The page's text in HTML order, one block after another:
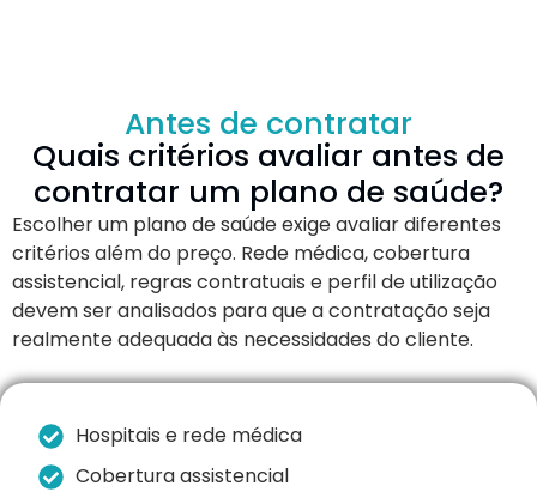
Antes de contratar
Quais critérios avaliar antes de
contratar um plano de saúde?
Escolher um plano de saúde exige avaliar diferentes
critérios além do preço. Rede médica, cobertura
assistencial, regras contratuais e perfil de utilização
devem ser analisados para que a contratação seja
realmente adequada às necessidades do cliente.
Hospitais e rede médica
Cobertura assistencial